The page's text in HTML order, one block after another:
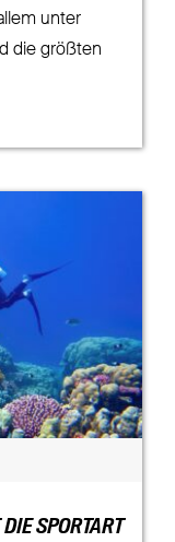
unter
die größten
SPORTART